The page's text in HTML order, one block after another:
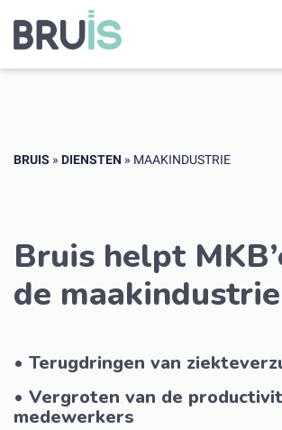
BRUIS » DIENSTEN » MAAKINDUSTRIE
Bruis helpt
de
• Terugdringen van
• Vergroten van de
medewerkers